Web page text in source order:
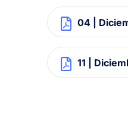
04 |
11 |